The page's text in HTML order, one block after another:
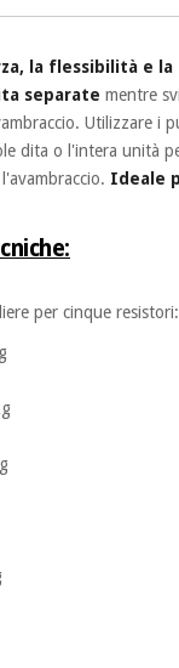
la flessibilità e la
separate mentre
Utilizzare i
dita o l'intera unità
Ideale
per cinque resistori: